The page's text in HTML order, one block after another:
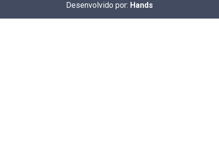
Desenvolvido por: Hands